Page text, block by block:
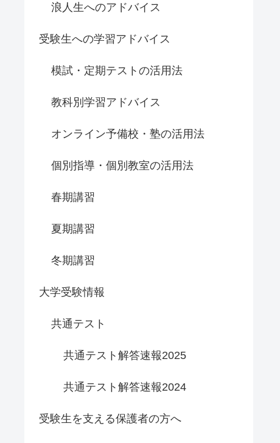
浪人生へのアドバイス
受験生への学習アドバイス
模試・定期テストの活用法
教科別学習アドバイス
オンライン予備校・塾の活用法
個別指導・個別教室の活用法
春期講習
夏期講習
冬期講習
大学受験情報
共通テスト
共通テスト解答速報2025
共通テスト解答速報2024
受験生を支える保護者の方へ